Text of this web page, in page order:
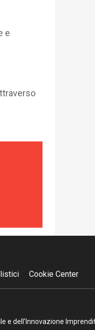
e
Cookie Center
dell’Innovazione